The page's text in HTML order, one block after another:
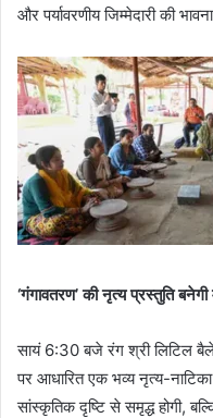
और पर्यावरणीय जिम्मेदारी की
‘गंगावतरण’ की नृत्य प्रस्तुति
सायं 6:30 बजे रंग श्री लिटिल बैले
पर आधारित एक भव्य नृत्य-
सांस्कृतिक दृष्टि से समृद्ध होगी,